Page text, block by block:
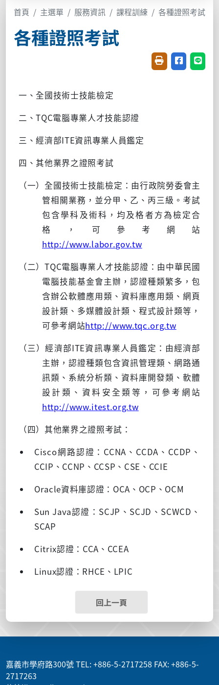
首頁 主選單 服務資訊 課程訓練 各種證照考試
各種證照考試
友善列印(開新視
分享至臉書
分享
一、全國技術士技能檢定
二、TQC電腦專業人才技能認證
三、經濟部ITE資訊專業人員鑑定
四、其他業界之證照考試
（一）全國技術士技能檢定：由行政院勞委會主
管相關業務，並分甲、乙、丙三級。考試
包含學科及術科，均及格者方為檢定合
格，可參考網站
http://www.labor.gov.tw
（二）TQC電腦專業人才技能認證：由中華民國
電腦技能基金會主辦，認證種類繁多，包
含辦公軟體應用類、資料庫應用類、網頁
設計類、多媒體設計類、程式設計類等，
可參考網站http://www.tqc.org.tw
（三）經濟部ITE資訊專業人員鑑定：由經濟部
主辦，認證種類包含資訊管理類、網路通
訊類、系統分析類、資料庫開發類、軟體
設計類、資料安全類等，可參考網站
http://www.itest.org.tw
（四）其他業界之證照考試：
Cisco網路認證：CCNA、CCDA、CCDP、
CCIP、CCNP、CCSP、CSE、CCIE
Oracle資料庫認證：OCA、OCP、OCM
Sun Java認證：SCJP、SCJD、SCWCD、
SCAP
Citrix認證：CCA、CCEA
Linux認證：RHCE、LPIC
回上一頁
嘉義市學府路300號 TEL: +886-5-2717258 FAX: +886-5-
2717263